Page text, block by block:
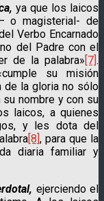
ya que los laicos
o magisterial- de
Verbo Encarnado
del Padre con el
de la palabra»[7].
su misión
de la gloria no sólo
su nombre y con su
laicos, a quienes
y les dota del
[8], para que la
diaria familiar y
ejerciendo el